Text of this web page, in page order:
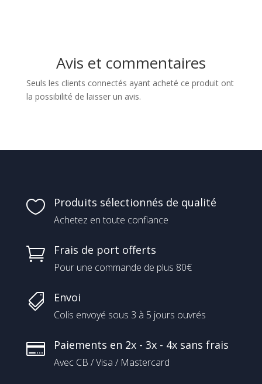
Avis et commentaires
Seuls les clients connectés ayant acheté ce produit ont
la possibilité de laisser un avis.
 Produits sélectionnés de qualité
Achetez en toute confiance
 Frais de port offerts
Pour une commande de plus 80€
 Envoi
Colis envoyé sous 3 à 5 jours ouvrés
 Paiements en 2x - 3x - 4x sans frais
Avec CB / Visa / Mastercard